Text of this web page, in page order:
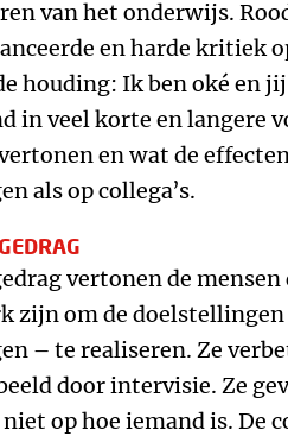
van het onderwijs.
en harde kritiek
houding: Ik ben oké en
in veel korte en langere
en wat de
als op collega’s.
vertonen de
zijn om de
– te realiseren. Ze
door intervisie. Ze
op hoe iemand is. De